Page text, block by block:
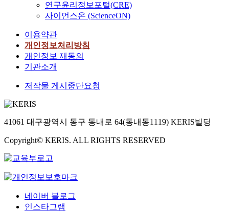
연구윤리정보포털(CRE)
사이언스온 (ScienceON)
이용약관
개인정보처리방침
개인정보 재동의
기관소개
저작물 게시중단요청
41061 대구광역시 동구 동내로 64(동내동1119) KERIS빌딩
Copyright© KERIS. ALL RIGHTS RESERVED
네이버 블로그
인스타그램